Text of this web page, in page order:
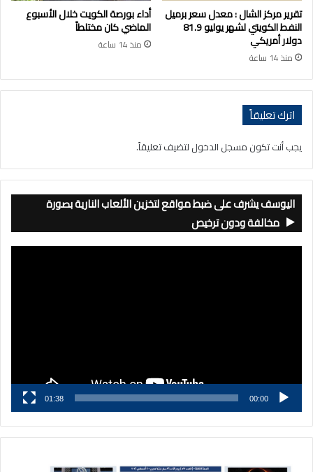
تقرير مركز الشال : معدل سعر برميل
النفط الكويتي لشهر يوليو 81.9
دولار أمريكي
منذ 14 ساعة
أداء بورصة الكويت خلال الأسبوع
الماضي كان مختلطاً
منذ 14 ساعة
اترك تعليقاً
يجب أنت تكون مسجل الدخول لتضيف تعليقاً.
اليوسف يشرف على ضبط مواقع لتخزين الألعاب النارية بصورة
مخالفة ودون ترخيص
00:00
01:38